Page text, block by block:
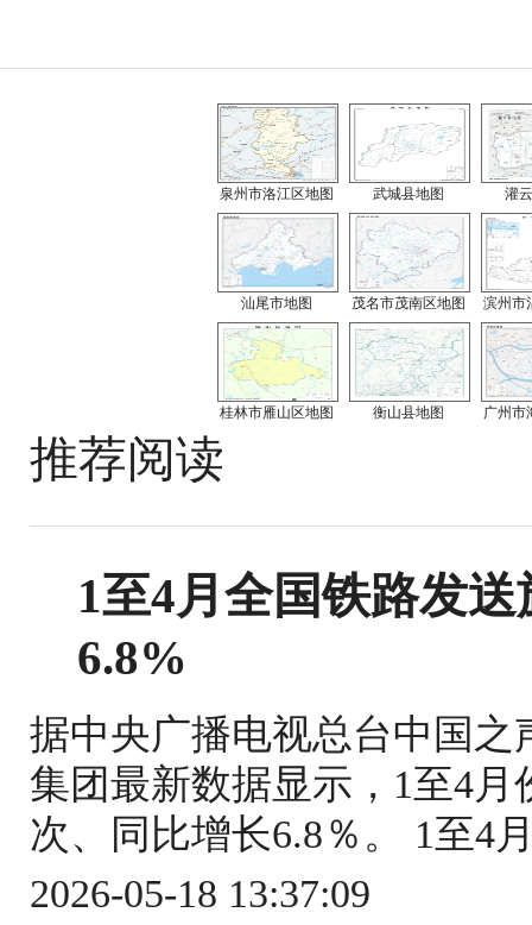
泉州市洛江区地图 武城县地图 灌
汕尾市地图 茂名市茂南区地图 滨州市
桂林市雁山区地图 衡山县地图 广州市
推荐阅读
1至4月全国铁路发
6.8%
据中央广播电视总台中国
集团最新数据显示，1至4月
次、同比增长6.8％。 1至4
2026-05-18 13:37:09